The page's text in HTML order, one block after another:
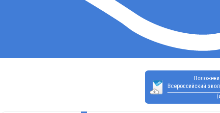
Всероссийский